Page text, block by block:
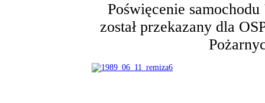
Poświęcenie
został przekazany dla